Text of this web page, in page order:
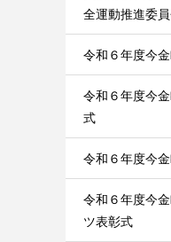
全運動推進委
令和６年度今
令和６年度今
式
令和６年度今
令和６年度今
ツ表彰式